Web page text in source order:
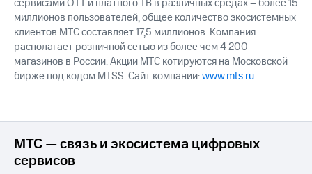
сервисами OTT и платного ТВ в различных средах – более 15
миллионов пользователей, общее количество экосистемных
клиентов МТС составляет 17,5 миллионов. Компания
располагает розничной сетью из более чем 4 200
магазинов в России. Акции МТС котируются на Московской
бирже под кодом MTSS. Сайт компании:www.mts.ru
МТС — связь и экосистема цифровых
сервисов